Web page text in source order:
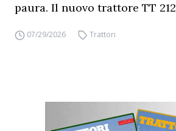
paura. Il nuovo trattore TT 212
07/29/2026 Trattori